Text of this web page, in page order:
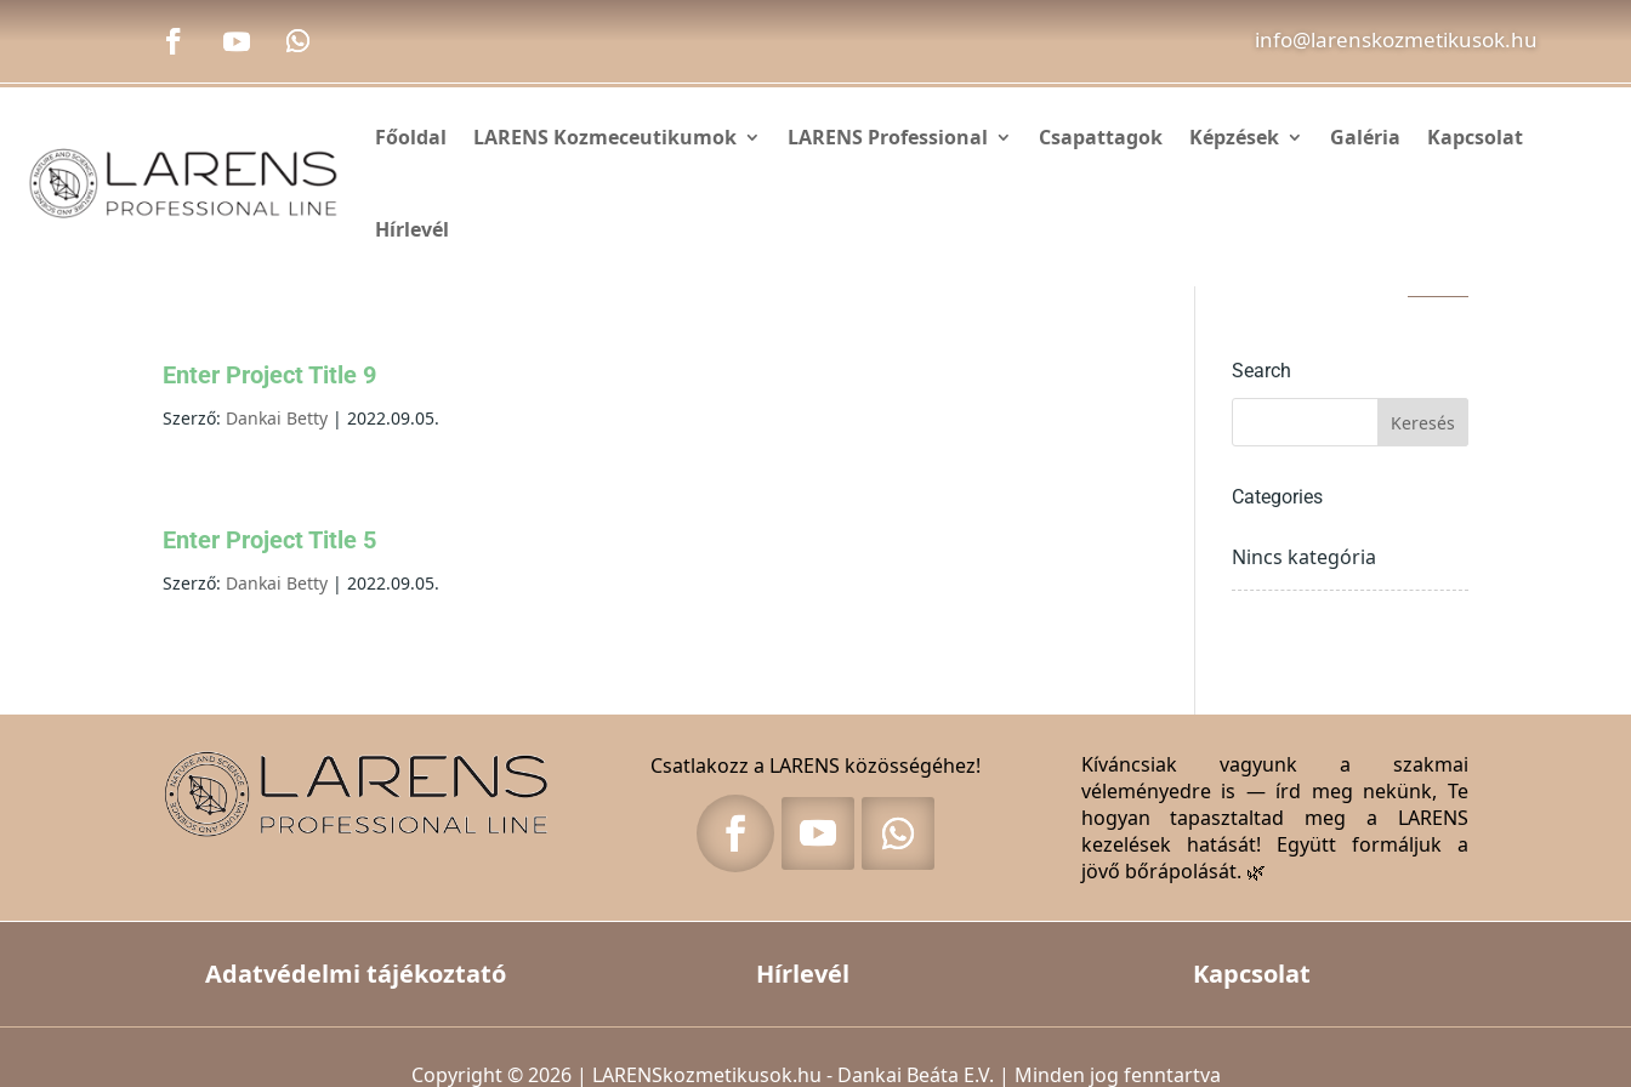
info@larenskozmetikusok.hu
Főoldal LARENS Kozmeceutikumok LARENS Professional Csapattagok Képzések Galéria Kapcsolat
Hírlevél
Enter Project Title 9
Szerző: Dankai Betty |2022.09.05.
Enter Project Title 5
Szerző: Dankai Betty |2022.09.05.
Search
Categories
Nincs kategória
Csatlakozz a LARENS közösségéhez!
Kíváncsiak vagyunk a szakmai
véleményedre is — írd meg nekünk, Te
hogyan tapasztaltad meg a LARENS
kezelések hatását! Együtt formáljuk a
jövő bőrápolását. 🌿
Adatvédelmi tájékoztató Hírlevél Kapcsolat
Copyright © 2026 | LARENSkozmetikusok.hu - Dankai Beáta E.V. | Minden jog fenntartva